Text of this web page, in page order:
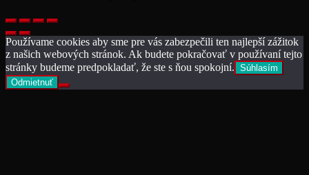
Používame cookies aby sme pre vás zabezpečili ten najlepší zážitok
z našich webových stránok. Ak budete pokračovať v používaní tejto
stránky budeme predpokladať, že ste s ňou spokojní. Súhlasím
Odmietnuť